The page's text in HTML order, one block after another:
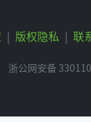
| 版权隐私 | 联
浙公网安备